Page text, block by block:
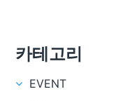
카테고리
EVENT